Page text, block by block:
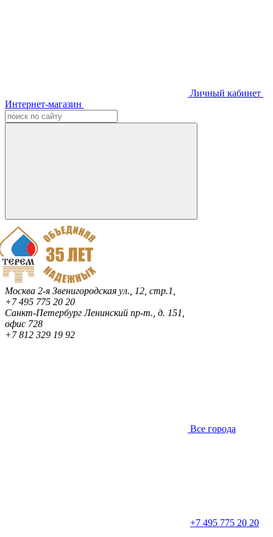
Личный кабинет
Интернет-магазин
Москва 2-я Звенигородская ул., 12, стр.1,
+7 495 775 20 20
Санкт-ПетербургЛенинский пр-т., д. 151,
офис 728
+7 812 329 19 92
Все города
+7 495 775 20 20